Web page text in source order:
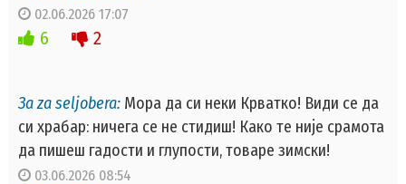
02.06.2026 17:07
6 2
За za seljobera: Мора да си неки Крватко! Види се да
си храбар: ничега се не стидиш! Како те није срамота
да пишеш гадости и глупости, товаре зимски!
03.06.2026 08:54